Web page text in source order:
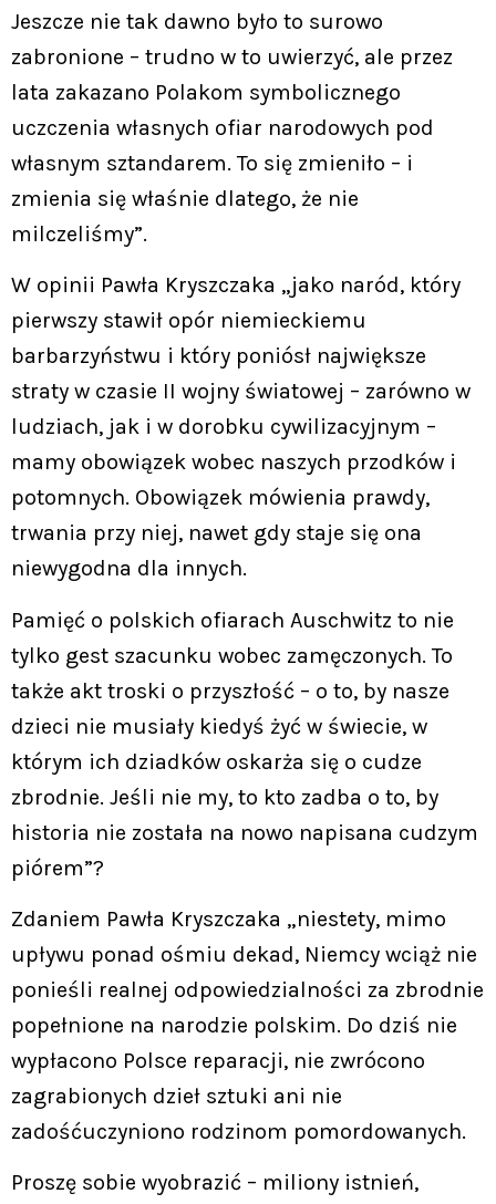
Jeszcze nie tak dawno było to surowo
zabronione – trudno w to uwierzyć, ale przez
lata zakazano Polakom symbolicznego
uczczenia własnych ofiar narodowych pod
własnym sztandarem. To się zmieniło – i
zmienia się właśnie dlatego, że nie
milczeliśmy”.
W opinii Pawła Kryszczaka „jako naród, który
pierwszy stawił opór niemieckiemu
barbarzyństwu i który poniósł największe
straty w czasie II wojny światowej – zarówno w
ludziach, jak i w dorobku cywilizacyjnym –
mamy obowiązek wobec naszych przodków i
potomnych. Obowiązek mówienia prawdy,
trwania przy niej, nawet gdy staje się ona
niewygodna dla innych.
Pamięć o polskich ofiarach Auschwitz to nie
tylko gest szacunku wobec zamęczonych. To
także akt troski o przyszłość – o to, by nasze
dzieci nie musiały kiedyś żyć w świecie, w
którym ich dziadków oskarża się o cudze
zbrodnie. Jeśli nie my, to kto zadba o to, by
historia nie została na nowo napisana cudzym
piórem”?
Zdaniem Pawła Kryszczaka „niestety, mimo
upływu ponad ośmiu dekad, Niemcy wciąż nie
ponieśli realnej odpowiedzialności za zbrodnie
popełnione na narodzie polskim. Do dziś nie
wypłacono Polsce reparacji, nie zwrócono
zagrabionych dzieł sztuki ani nie
zadośćuczyniono rodzinom pomordowanych.
Proszę sobie wyobrazić – miliony istnień,